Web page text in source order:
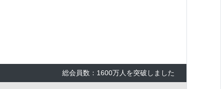
総会員数：1600万人を突破しました